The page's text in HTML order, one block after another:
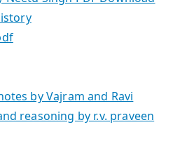
by Vajram and Ravi
reasoning by r.v. praveen